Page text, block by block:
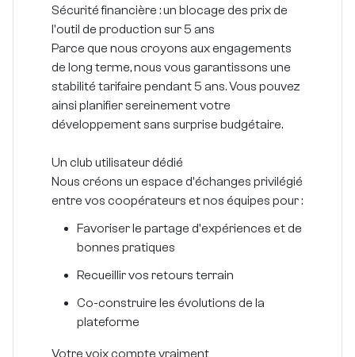
Sécurité financière : un blocage des prix de
l'outil de production sur 5 ans
Parce que nous croyons aux engagements
de long terme, nous vous garantissons une
stabilité tarifaire pendant 5 ans. Vous pouvez
ainsi planifier sereinement votre
développement sans surprise budgétaire.
Un club utilisateur dédié
Nous créons un espace d'échanges privilégié
entre vos coopérateurs et nos équipes pour :
Favoriser le partage d'expériences et de
bonnes pratiques
Recueillir vos retours terrain
Co-construire les évolutions de la
plateforme
Votre voix compte vraiment